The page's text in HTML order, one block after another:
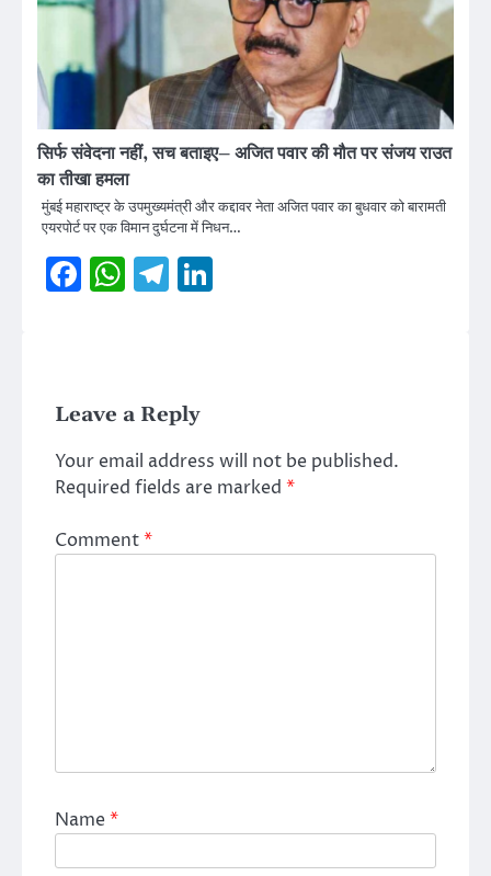
सिर्फ संवेदना नहीं, सच बताइए– अजित पवार की मौत पर संजय राउत
का तीखा हमला
मुंबई महाराष्ट्र के उपमुख्यमंत्री और कद्दावर नेता अजित पवार का बुधवार को बारामती
एयरपोर्ट पर एक विमान दुर्घटना में निधन…
Facebook
WhatsApp
Telegram
Leave a Reply
Your email address will not be published.
Required fields are marked *
Comment*
Name*